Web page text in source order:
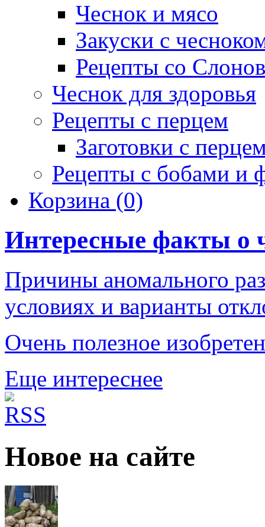
Чеснок и мясо
Закуски с
Рецепты со
Чеснок для здоровья
Рецепты с перцем
Заготовки с
Рецепты с бобами и
Корзина (0)
Интересные факты о
Причины аномального
условиях и варианты
Очень полезное
Еще интереснее
Новое на сайте